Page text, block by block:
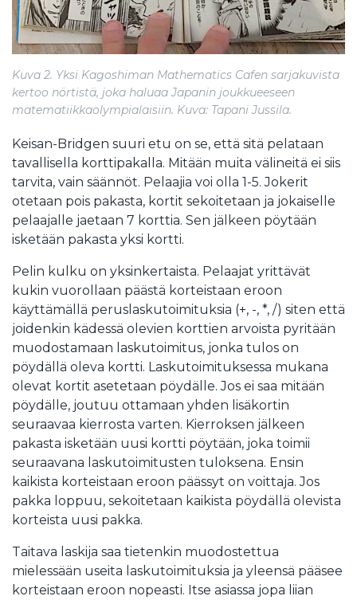
Kuva 2. Yksi Kagoshiman Mathematics Cafen sarjakuvista
kertoo nörtistä, joka haluaa Japanin joukkueeseen
matematiikkaolympialaisiin. Kuva: Tapani Jussila.
Keisan-Bridgen suuri etu on se, että sitä pelataan
tavallisella korttipakalla. Mitään muita välineitä ei siis
tarvita, vain säännöt. Pelaajia voi olla 1-5. Jokerit
otetaan pois pakasta, kortit sekoitetaan ja jokaiselle
pelaajalle jaetaan 7 korttia. Sen jälkeen pöytään
isketään pakasta yksi kortti.
Pelin kulku on yksinkertaista. Pelaajat yrittävät
kukin vuorollaan päästä korteistaan eroon
käyttämällä peruslaskutoimituksia (+, -, *, /) siten että
joidenkin kädessä olevien korttien arvoista pyritään
muodostamaan laskutoimitus, jonka tulos on
pöydällä oleva kortti. Laskutoimituksessa mukana
olevat kortit asetetaan pöydälle. Jos ei saa mitään
pöydälle, joutuu ottamaan yhden lisäkortin
seuraavaa kierrosta varten. Kierroksen jälkeen
pakasta isketään uusi kortti pöytään, joka toimii
seuraavana laskutoimitusten tuloksena. Ensin
kaikista korteistaan eroon päässyt on voittaja. Jos
pakka loppuu, sekoitetaan kaikista pöydällä olevista
korteista uusi pakka.
Taitava laskija saa tietenkin muodostettua
mielessään useita laskutoimituksia ja yleensä pääsee
korteistaan eroon nopeasti. Itse asiassa jopa liian